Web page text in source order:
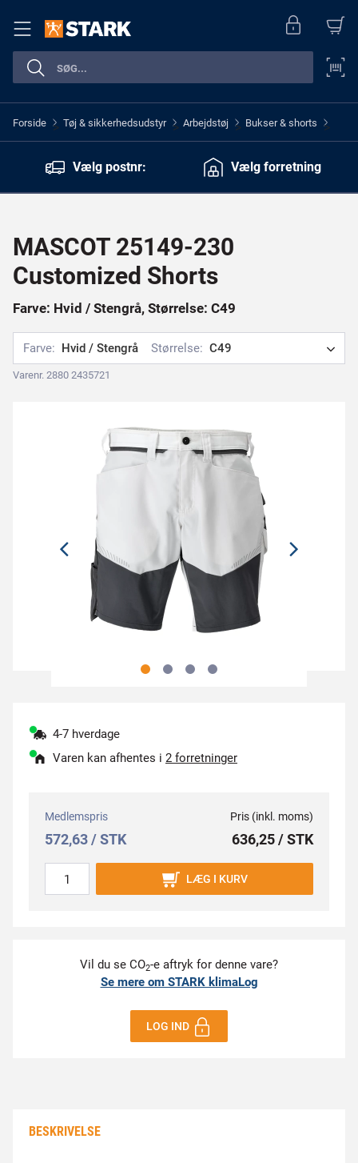
Forside > Tøj & sikkerhedsudstyr > Arbejdstøj > Bukser & shorts >
Vælg postnr: Vælg forretning
MASCOT 25149-230
Customized Shorts
Farve: Hvid / Stengrå, Størrelse: C49
Farve: Hvid / Stengrå Størrelse: C49
Varenr. 2880 2435721
4-7 hverdage
Varen kan afhentes i 2 forretninger
Medlemspris
572,63 / STK
Pris (inkl. moms)
636,25 / STK
LÆG I KURV
Vil du se CO2-e aftryk for denne vare?
Se mere om STARK klimaLog
LOG IND
BESKRIVELSE